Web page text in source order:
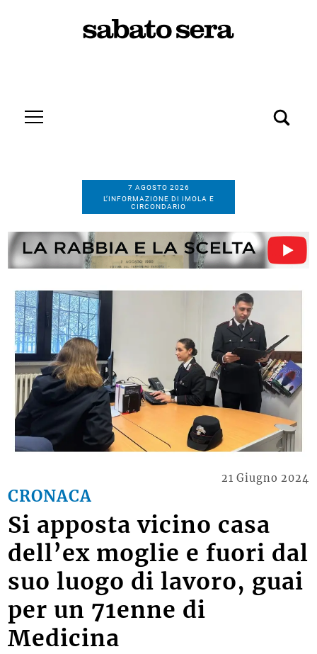
7 AGOSTO 2026
L’INFORMAZIONE DI IMOLA E
CIRCONDARIO
CRONACA
21 Giugno 2024
Si apposta vicino casa
dell’ex moglie e fuori dal
suo luogo di lavoro, guai
per un 71enne di
Medicina